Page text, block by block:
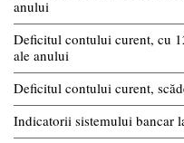
anului
Deficitul contului curent, cu
ale anului
Deficitul contului curent,
Indicatorii sistemului bancar